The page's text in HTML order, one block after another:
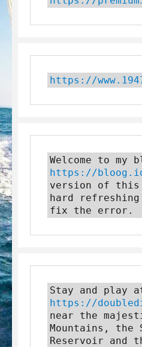
https://
https://
version of
hard
fix the error.
https://
near the
Mountains, the
Reservoir and